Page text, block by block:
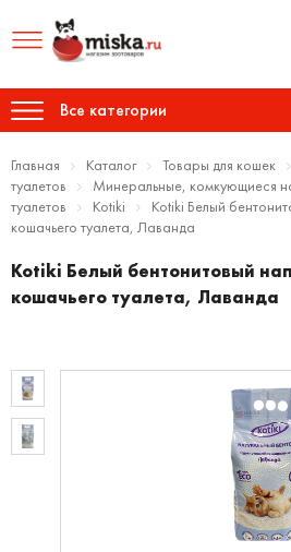
Все категории
Главная Каталог Товары для кошек
туалетов
Минеральные, комкующиеся
туалетов
Kotiki
Kotiki Белый
кошачьего туалета, Лаванда
Kotiki Белый бентонитовый
кошачьего туалета, Лаванда